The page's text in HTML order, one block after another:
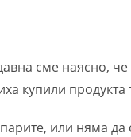
сме наясно,
купили
или няма да